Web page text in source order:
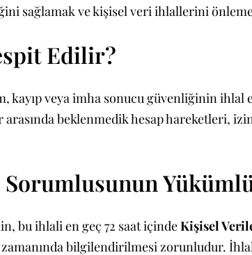
sağlamak ve kişisel veri ihlallerini
Edilir?
kayıp veya imha sonucu güvenliğinin
beklenmedik hesap hareketleri,
bu ihlali en geç 72 saat içindeKişisel
bilgilendirilmesi zorunludur.